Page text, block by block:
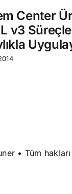
Center
v3
• Tüm hakları